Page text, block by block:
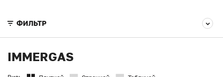
ФИЛЬТР
IMMERGAS